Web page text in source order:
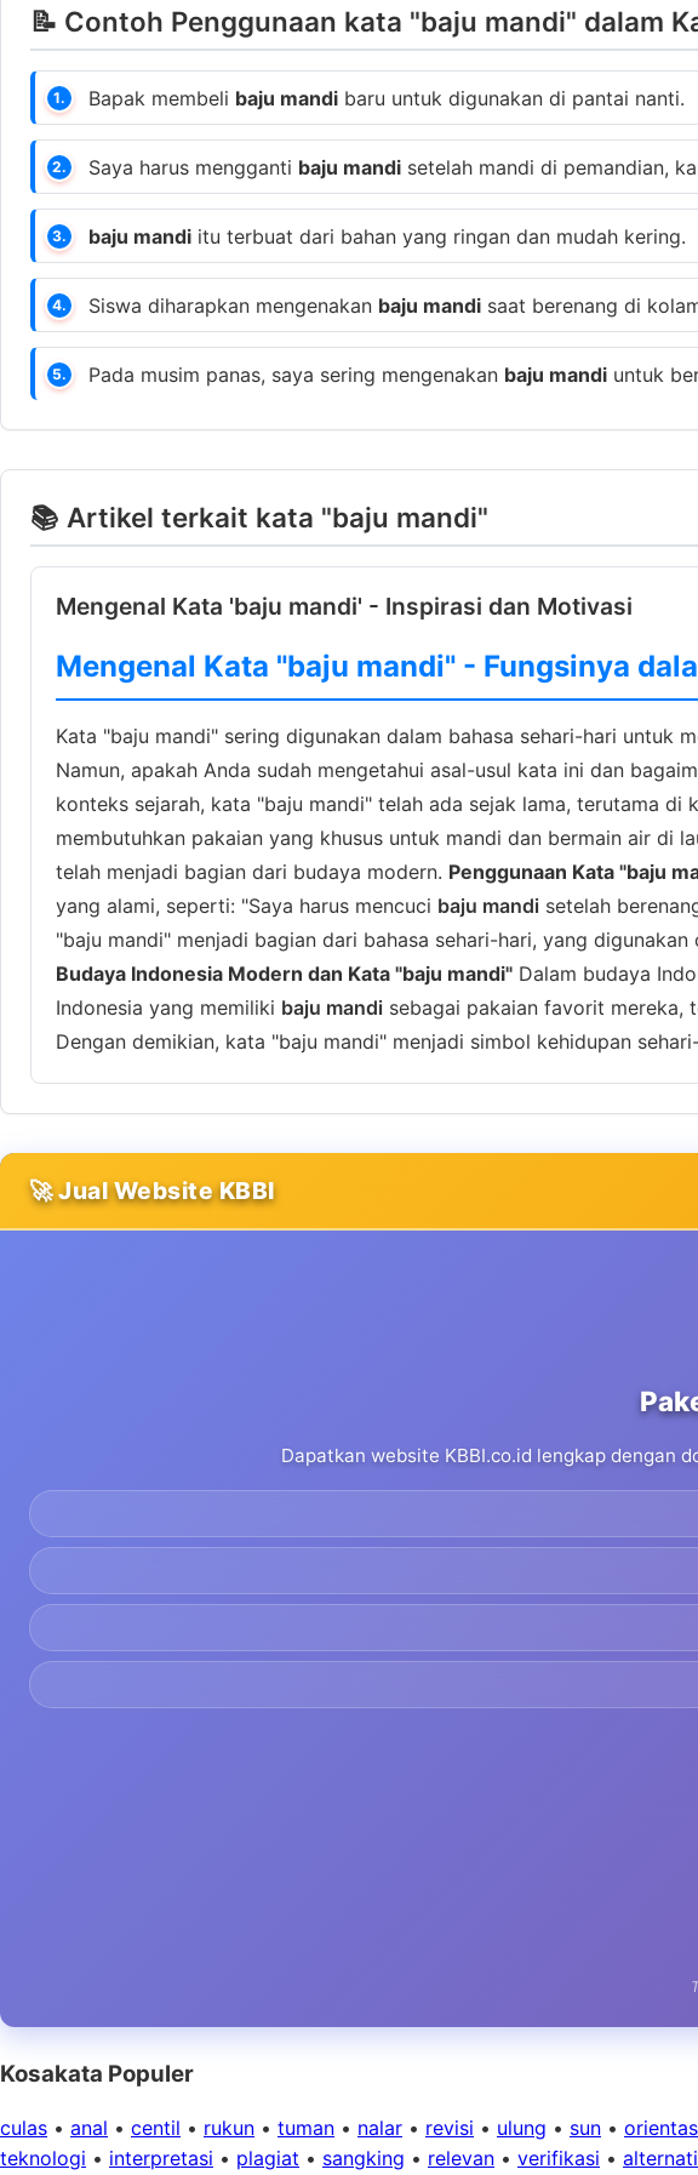
📝 Contoh Penggunaan kata "baju mandi" dalam
1. Bapak membeli baju mandi baru untuk digunakan di pantai nanti.
2. Saya harus mengganti baju mandi setelah mandi di pemandian,
3. baju mandi itu terbuat dari bahan yang ringan dan mudah kering.
4. Siswa diharapkan mengenakan baju mandi saat berenang di
5. Pada musim panas, saya sering mengenakan baju mandi untuk
📚 Artikel terkait kata "baju mandi"
Mengenal Kata 'baju mandi' - Inspirasi dan Motivasi
Mengenal Kata "baju mandi" - Fungsinya
Kata "baju mandi" sering digunakan dalam bahasa sehari-hari untuk
Namun, apakah Anda sudah mengetahui asal-usul kata ini dan
konteks sejarah, kata "baju mandi" telah ada sejak lama, terutama
membutuhkan pakaian yang khusus untuk mandi dan bermain air di
telah menjadi bagian dari budaya modern. Penggunaan Kata "baju
yang alami, seperti: "Saya harus mencuci baju mandi setelah
"baju mandi" menjadi bagian dari bahasa sehari-hari, yang
Budaya Indonesia Modern dan Kata "baju mandi" Dalam budaya
Indonesia yang memiliki baju mandi sebagai pakaian favorit mereka,
Dengan demikian, kata "baju mandi" menjadi simbol kehidupan
🚀 Jual Website KBBI
Dapatkan website KBBI.co.id lengkap dengan
Kosakata Populer
culas • anal • centil • rukun • tuman • nalar • revisi • ulung • sun •
teknologi • interpretasi • plagiat • sangking • relevan • verifikasi •